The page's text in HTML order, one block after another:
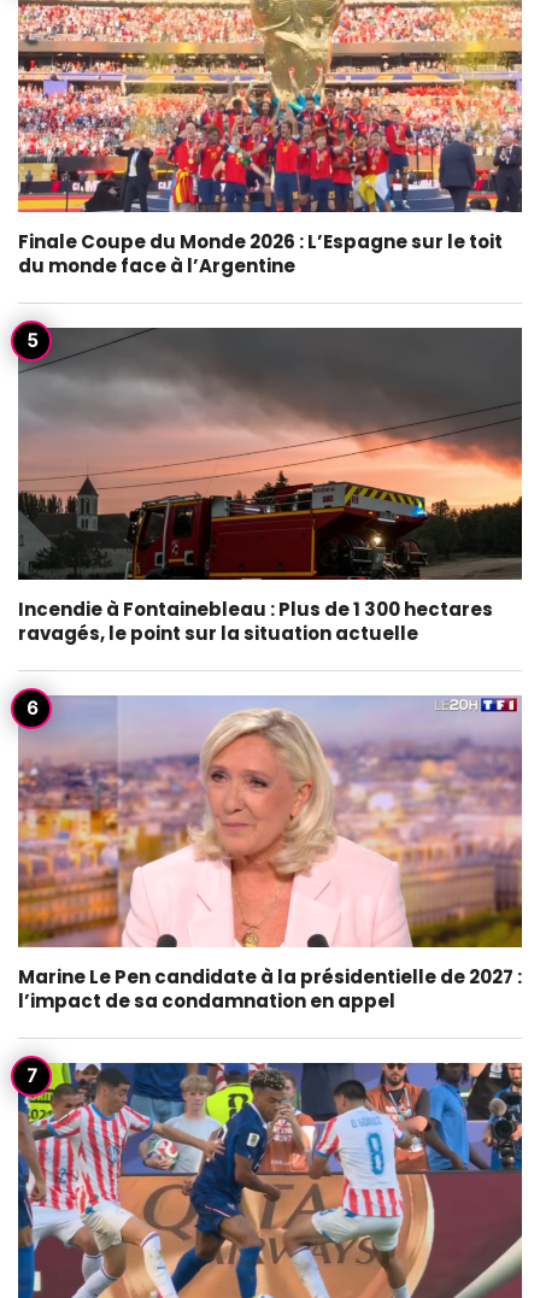
Finale Coupe du Monde 2026 : L’Espagne sur le toit
du monde face à l’Argentine
Incendie à Fontainebleau : Plus de 1 300 hectares
ravagés, le point sur la situation actuelle
Marine Le Pen candidate à la présidentielle de 2027 :
l’impact de sa condamnation en appel